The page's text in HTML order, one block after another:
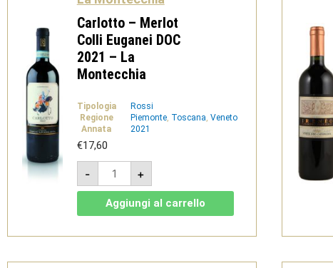
Carlotto – Merlot
Colli Euganei DOC
2021 – La
Montecchia
Tipologia
Rossi
Regione
Piemonte, Toscana, Veneto
Annata
2021
€17,60
-
Carlotto
Merlot
Colli
Euganei
DOC
-
Montecchia
+
Aggiungi al carrello